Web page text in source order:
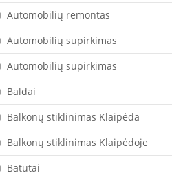
Automobilių remontas
Automobilių supirkimas
Automobilių supirkimas
Baldai
Balkonų stiklinimas Klaipėda
Balkonų stiklinimas Klaipėdoje
Batutai